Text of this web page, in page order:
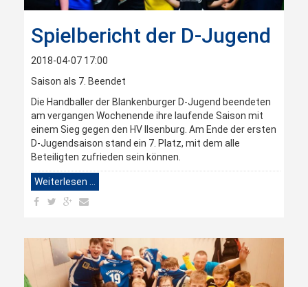
Spielbericht der D-Jugend
2018-04-07 17:00
Saison als 7. Beendet
Die Handballer der Blankenburger D-Jugend beendeten
am vergangen Wochenende ihre laufende Saison mit
einem Sieg gegen den HV Ilsenburg. Am Ende der ersten
D-Jugendsaison stand ein 7. Platz, mit dem alle
Beteiligten zufrieden sein können.
Weiterlesen …